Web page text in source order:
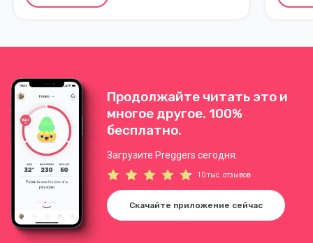
Продолжайте читать это и
многое другое. 100%
бесплатно.
Загрузите Preggers сегодня.
10 тыс. отзывов
Скачайте приложение сейчас